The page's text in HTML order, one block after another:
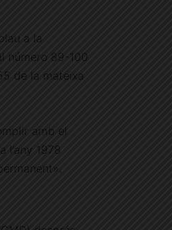
a la
número 89-100
de la mateixa
amb el
l’any 1978